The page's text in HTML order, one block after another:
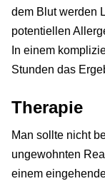
dem Blut werden
potentiellen
In einem
Stunden das
Therapie
Man sollte nicht
ungewohnten
einem